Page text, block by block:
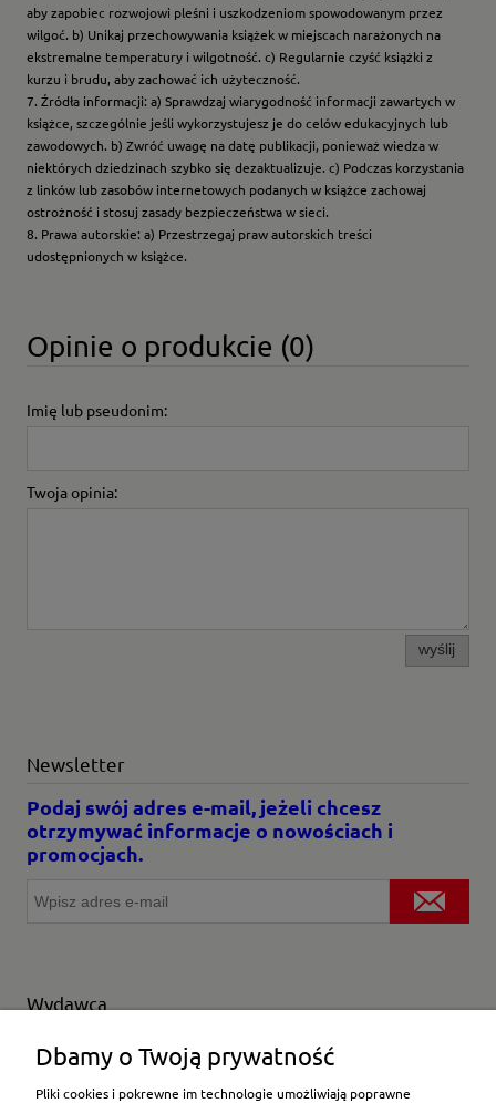
aby zapobiec rozwojowi pleśni i uszkodzeniom spowodowanym przez
wilgoć. b) Unikaj przechowywania książek w miejscach narażonych na
ekstremalne temperatury i wilgotność. c) Regularnie czyść książki z
kurzu i brudu, aby zachować ich użyteczność.
7. Źródła informacji: a) Sprawdzaj wiarygodność informacji zawartych w
książce, szczególnie jeśli wykorzystujesz je do celów edukacyjnych lub
zawodowych. b) Zwróć uwagę na datę publikacji, ponieważ wiedza w
niektórych dziedzinach szybko się dezaktualizuje. c) Podczas korzystania
z linków lub zasobów internetowych podanych w książce zachowaj
ostrożność i stosuj zasady bezpieczeństwa w sieci.
8. Prawa autorskie: a) Przestrzegaj praw autorskich treści
udostępnionych w książce.
Opinie o produkcie (0)
Imię lub pseudonim:
Twoja opinia:
wyślij
Newsletter
Podaj swój adres e-mail, jeżeli chcesz
otrzymywać informacje o nowościach i
promocjach.
Wydawca
Wybierz producenta
Dbamy o Twoją prywatność
Pliki cookies i pokrewne im technologie umożliwiają poprawne